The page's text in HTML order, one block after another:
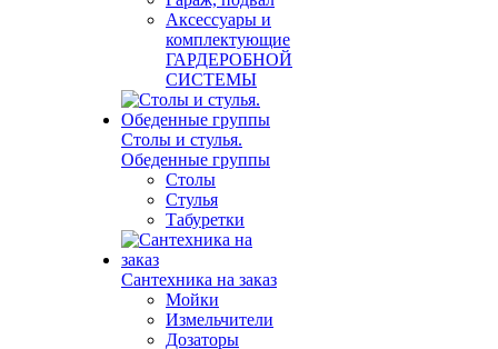
Аксессуары и
комплектующие
ГАРДЕРОБНОЙ
СИСТЕМЫ
Столы и стулья.
Обеденные группы
Столы
Стулья
Табуретки
Сантехника на заказ
Мойки
Измельчители
Дозаторы